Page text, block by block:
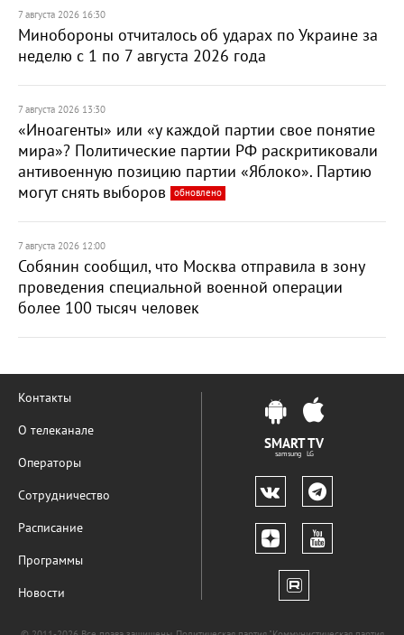
7 августа 2026 16:30
Минобороны отчиталось об ударах по Украине за
неделю с 1 по 7 августа 2026 года
7 августа 2026 13:30
«Иноагенты» или «у каждой партии свое понятие
мира»? Политические партии РФ раскритиковали
антивоенную позицию партии «Яблоко». Партию
могут снять выборов
обновлено
7 августа 2026 12:00
Собянин сообщил, что Москва отправила в зону
проведения специальной военной операции
более 100 тысяч человек
Контакты
О телеканале
Операторы
Сотрудничество
Расписание
Программы
Новости
SMART TV
samsung LG